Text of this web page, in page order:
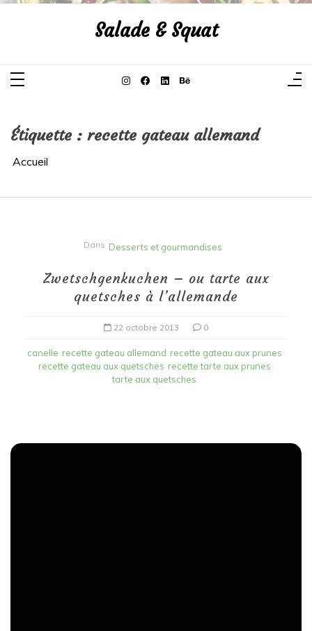
Aller
Salade & Squat
Étiquette : recette gateau allemand
Accueil
Dans Desserts et gourmandises
Zwetschgenkuchen – ou tarte aux
quetsches à l’allemande
22 octobre 2013 0
canelle recette gateau allemand recette gateau aux prunes
recette gateau aux quetsches recette tarte aux prunes
tarte aux quetsches